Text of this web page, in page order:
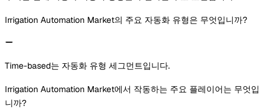
Irrigation Automation Market의 주요 자동화 유형은 무엇입니까?
Time-based는 자동화 유형 세그먼트입니다.
Irrigation Automation Market에서 작동하는 주요 플레이어는 무엇입
니까?